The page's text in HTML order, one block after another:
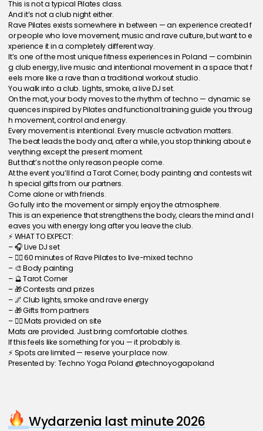
This is not a typical Pilates class.
And it’s not a club night either.
Rave Pilates exists somewhere in between — an experience created f
or people who love movement, music and rave culture, but want to e
xperience it in a completely different way.
It’s one of the most unique fitness experiences in Poland — combinin
g club energy, live music and intentional movement in a space that f
eels more like a rave than a traditional workout studio.
You walk into a club. Lights, smoke, a live DJ set.
On the mat, your body moves to the rhythm of techno — dynamic se
quences inspired by Pilates and functional training guide you throug
h movement, control and energy.
Every movement is intentional. Every muscle activation matters.
The beat leads the body and, after a while, you stop thinking about e
verything except the present moment.
But that’s not the only reason people come.
At the event you’ll find a Tarot Corner, body painting and contests wit
h special gifts from our partners.
Come alone or with friends.
Go fully into the movement or simply enjoy the atmosphere.
This is an experience that strengthens the body, clears the mind and l
eaves you with energy long after you leave the club.
⚡ WHAT TO EXPECT:
– 🎧 Live DJ set
– 🧘‍♀️ 60 minutes of Rave Pilates to live-mixed techno
– 🎨 Body painting
– 🔮 Tarot Corner
– 🎁 Contests and prizes
– 🌌 Club lights, smoke and rave energy
– 🎁 Gifts from partners
– 🧘‍♂️ Mats provided on site
Mats are provided. Just bring comfortable clothes.
If this feels like something for you — it probably is.
⚡ Spots are limited — reserve your place now.
Presented by: Techno Yoga Poland @technoyogapoland
Wydarzenia last minute 2026